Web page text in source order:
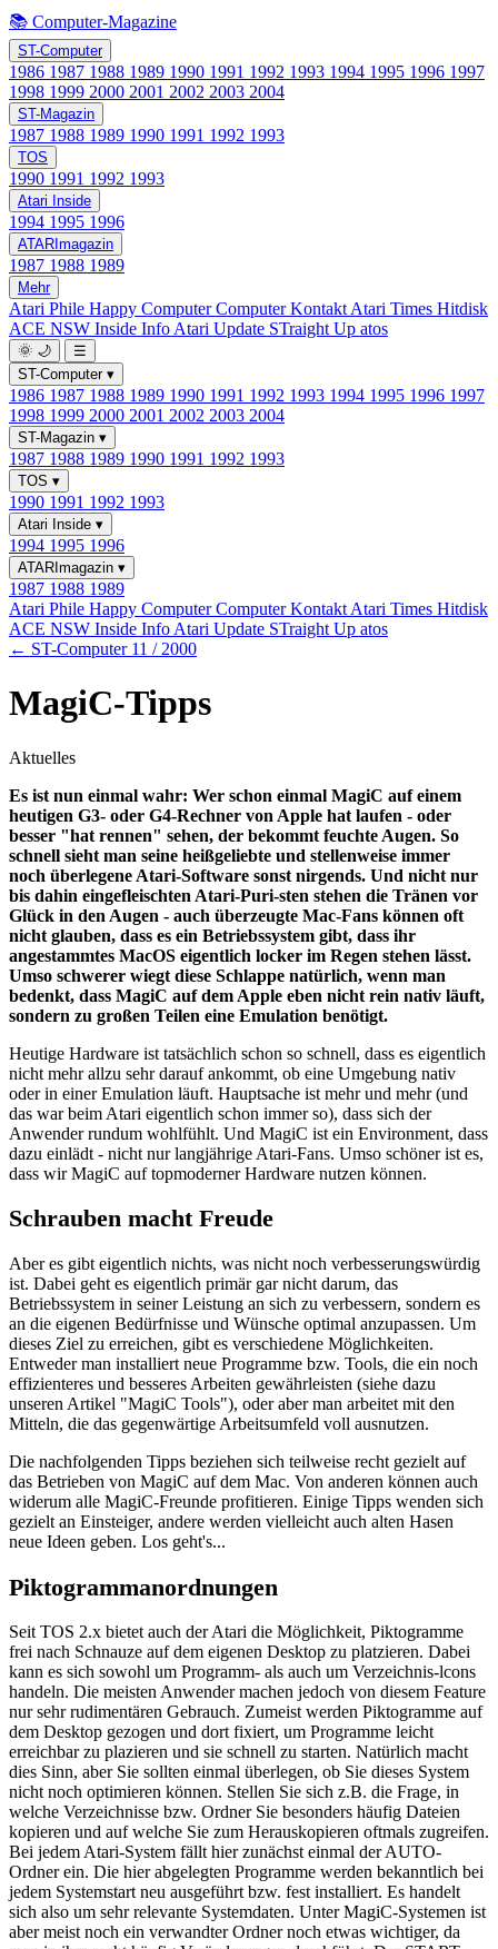
📚 Computer-Magazine
ST-Computer
1986 1987 1988 1989 1990 1991 1992 1993 1994 1995 1996 1997
1998 1999 2000 2001 2002 2003 2004
ST-Magazin
1987 1988 1989 1990 1991 1992 1993
TOS
1990 1991 1992 1993
Atari Inside
1994 1995 1996
ATARImagazin
1987 1988 1989
Mehr
Atari Phile Happy ComputerComputer Kontakt Atari Times Hitdisk
ACE NSW Inside Info Atari Update STraight Up atos
🌞 🌙
☰
ST-Computer ▾
1986 1987 1988 1989 1990 1991 1992 1993 1994 1995 1996 1997
1998 1999 2000 2001 2002 2003 2004
ST-Magazin ▾
1987 1988 1989 1990 1991 1992 1993
TOS ▾
1990 1991 1992 1993
Atari Inside ▾
1994 1995 1996
ATARImagazin ▾
1987 1988 1989
Atari Phile Happy ComputerComputer Kontakt Atari Times Hitdisk
ACE NSW Inside Info Atari Update STraight Up atos
← ST-Computer 11 / 2000
MagiC-Tipps
Aktuelles
Es ist nun einmal wahr: Wer schon einmal MagiC auf einem
heutigen G3- oder G4-Rechner von Apple hat laufen - oder
besser "hat rennen" sehen, der bekommt feuchte Augen. So
schnell sieht man seine heißgeliebte und stellenweise immer
noch überlegene Atari-Software sonst nirgends. Und nicht nur
bis dahin eingefleischten Atari-Puri-sten stehen die Tränen vor
Glück in den Augen - auch überzeugte Mac-Fans können oft
nicht glauben, dass es ein Betriebssystem gibt, dass ihr
angestammtes MacOS eigentlich locker im Regen stehen lässt.
Umso schwerer wiegt diese Schlappe natürlich, wenn man
bedenkt, dass MagiC auf dem Apple eben nicht rein nativ läuft,
sondern zu großen Teilen eine Emulation benötigt.
Heutige Hardware ist tatsächlich schon so schnell, dass es eigentlich
nicht mehr allzu sehr darauf ankommt, ob eine Umgebung nativ
oder in einer Emulation läuft. Hauptsache ist mehr und mehr (und
das war beim Atari eigentlich schon immer so), dass sich der
Anwender rundum wohlfühlt. Und MagiC ist ein Environment, dass
dazu einlädt - nicht nur langjährige Atari-Fans. Umso schöner ist es,
dass wir MagiC auf topmoderner Hardware nutzen können.
Schrauben macht Freude
Aber es gibt eigentlich nichts, was nicht noch verbesserungswürdig
ist. Dabei geht es eigentlich primär gar nicht darum, das
Betriebssystem in seiner Leistung an sich zu verbessern, sondern es
an die eigenen Bedürfnisse und Wünsche optimal anzupassen. Um
dieses Ziel zu erreichen, gibt es verschiedene Möglichkeiten.
Entweder man installiert neue Programme bzw. Tools, die ein noch
effizienteres und besseres Arbeiten gewährleisten (siehe dazu
unseren Artikel "MagiC Tools"), oder aber man arbeitet mit den
Mitteln, die das gegenwärtige Arbeitsumfeld voll ausnutzen.
Die nachfolgenden Tipps beziehen sich teilweise recht gezielt auf
das Betrieben von MagiC auf dem Mac. Von anderen können auch
widerum alle MagiC-Freunde profitieren. Einige Tipps wenden sich
gezielt an Einsteiger, andere werden vielleicht auch alten Hasen
neue Ideen geben. Los geht's...
Piktogrammanordnungen
Seit TOS 2.x bietet auch der Atari die Möglichkeit, Piktogramme
frei nach Schnauze auf dem eigenen Desktop zu platzieren. Dabei
kann es sich sowohl um Programm- als auch um Verzeichnis-lcons
handeln. Die meisten Anwender machen jedoch von diesem Feature
nur sehr rudimentären Gebrauch. Zumeist werden Piktogramme auf
dem Desktop gezogen und dort fixiert, um Programme leicht
erreichbar zu plazieren und sie schnell zu starten. Natürlich macht
dies Sinn, aber Sie sollten einmal überlegen, ob Sie dieses System
nicht noch optimieren können. Stellen Sie sich z.B. die Frage, in
welche Verzeichnisse bzw. Ordner Sie besonders häufig Dateien
kopieren und auf welche Sie zum Herauskopieren oftmals zugreifen.
Bei jedem Atari-System fällt hier zunächst einmal der AUTO-
Ordner ein. Die hier abgelegten Programme werden bekanntlich bei
jedem Systemstart neu ausgeführt bzw. fest installiert. Es handelt
sich also um sehr relevante Systemdaten. Unter MagiC-Systemen ist
aber meist noch ein verwandter Ordner noch etwas wichtiger, da